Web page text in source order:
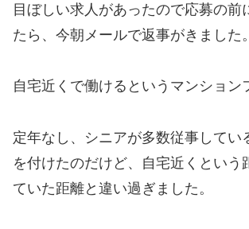
目ぼしい求人があったので応募の前
たら、今朝メールで返事がきました。
自宅近くで働けるというマンション
定年なし、シニアが多数従事してい
を付けたのだけど、自宅近くという
ていた距離と違い過ぎました。